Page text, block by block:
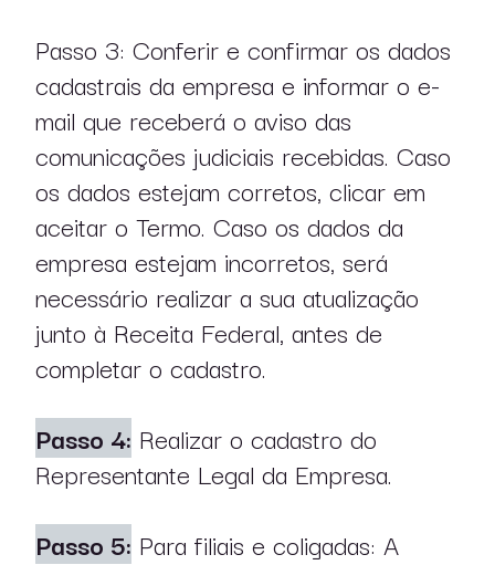
Passo 3: Conferir e confirmar os dados
cadastrais da empresa e informar o e-
mail que receberá o aviso das
comunicações judiciais recebidas. Caso
os dados estejam corretos, clicar em
aceitar o Termo. Caso os dados da
empresa estejam incorretos, será
necessário realizar a sua atualização
junto à Receita Federal, antes de
completar o cadastro.
Passo 4: Realizar o cadastro do
Representante Legal da Empresa.
Passo 5: Para filiais e coligadas: A